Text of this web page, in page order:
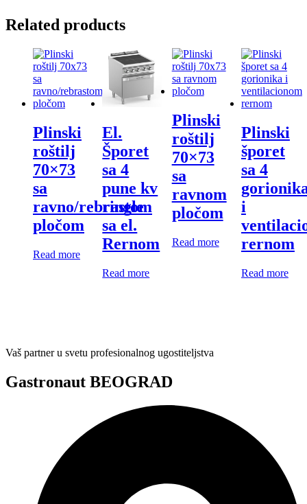
Related products
Plinski
roštilj
70×73
sa
ravno/rebrastom
pločom
Read more
El.
Šporet
sa 4
pune kv
ringle
sa el.
Rernom
Read more
Plinski
roštilj
70×73
sa
ravnom
pločom
Read more
Plinski
šporet
sa 4
i
rernom
Read more
Vaš partner u svetu profesionalnog ugostiteljstva
Gastronaut BEOGRAD